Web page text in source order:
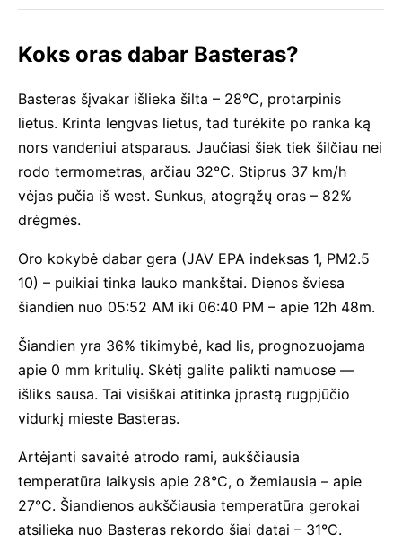
Koks oras dabar Basteras?
Basteras šįvakar išlieka šilta – 28°C, protarpinis
lietus. Krinta lengvas lietus, tad turėkite po ranka ką
nors vandeniui atsparaus. Jaučiasi šiek tiek šilčiau nei
rodo termometras, arčiau 32°C. Stiprus 37 km/h
vėjas pučia iš west. Sunkus, atogrąžų oras – 82%
drėgmės.
Oro kokybė dabar gera (JAV EPA indeksas 1, PM2.5
10) – puikiai tinka lauko mankštai. Dienos šviesa
šiandien nuo 05:52 AM iki 06:40 PM – apie 12h 48m.
Šiandien yra 36% tikimybė, kad lis, prognozuojama
apie 0 mm kritulių. Skėtį galite palikti namuose —
išliks sausa. Tai visiškai atitinka įprastą rugpjūčio
vidurkį mieste Basteras.
Artėjanti savaitė atrodo rami, aukščiausia
temperatūra laikysis apie 28°C, o žemiausia – apie
27°C. Šiandienos aukščiausia temperatūra gerokai
atsilieka nuo Basteras rekordo šiai datai – 31°C.